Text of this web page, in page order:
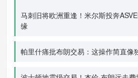
马刺旧将欧洲重逢！米尔斯投奔
缘
帕里什痛批布朗交易：这操作简直像